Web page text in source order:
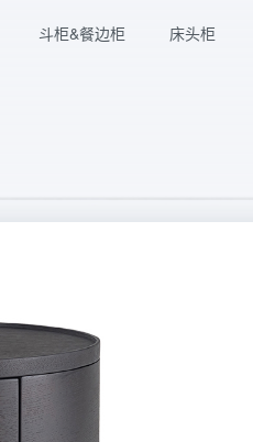
斗柜&餐边柜 床头柜